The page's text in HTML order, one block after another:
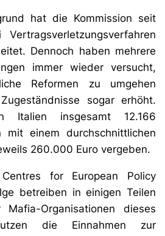
hat die Kommission seit
Dennoch haben mehrere
immer wieder versucht,
Reformen zu umgehen
sogar erhöht.
Italien insgesamt 12.166
mit einem durchschnittlichen
260.000 Euro vergeben.
for European Policy
betreiben in einigen Teilen
Organisationen dieses
die Einnahmen zur